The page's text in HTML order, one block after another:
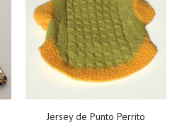
Jersey de Punto Perrito